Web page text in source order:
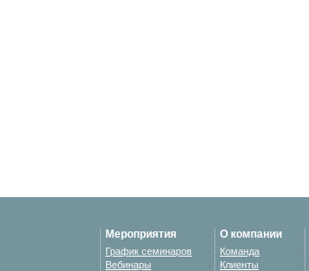
Мероприятия
График семинаров
Вебинары
О компании
Команда
Клиенты